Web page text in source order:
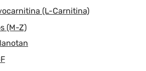
(L-Carnitina)
(M-Z)